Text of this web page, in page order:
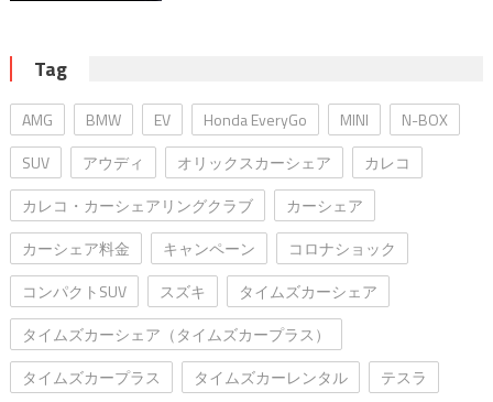
Tag
AMG BMW EV Honda EveryGo MINI
N-BOX
SUV
アウディ オリックスカーシェア
カレコ
カレコ・カーシェアリングクラブ
カーシェア
カーシェア料金
キャンペーン
コロナショック
コンパクトSUV
スズキ
タイムズカーシェア
タイムズカーシェア（タイムズカープラス）
タイムズカープラス
タイムズカーレンタル
テスラ